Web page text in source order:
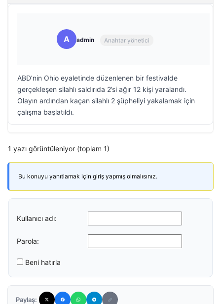
A admin Anahtar yönetici
ABD’nin Ohio eyaletinde düzenlenen bir festivalde
gerçekleşen silahlı saldırıda 2’si ağır 12 kişi yaralandı.
Olayın ardından kaçan silahlı 2 şüpheliyi yakalamak için
çalışma başlatıldı.
1 yazı görüntüleniyor (toplam 1)
Bu konuyu yanıtlamak için giriş yapmış olmalısınız.
Kullanıcı adı:
Parola:
Beni hatırla
Paylaş: